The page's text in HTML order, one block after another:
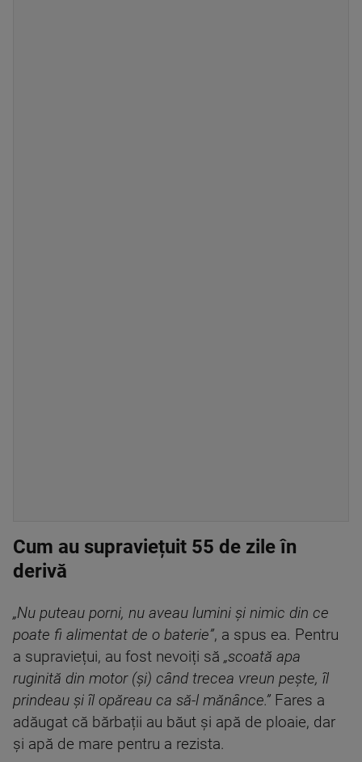
Cum au supraviețuit 55 de zile în
derivă
„Nu puteau porni, nu aveau lumini și nimic din ce
poate fi alimentat de o baterie”, a spus ea. Pentru
a supraviețui, au fost nevoiți să „scoată apa
ruginită din motor (și) când trecea vreun pește, îl
prindeau și îl opăreau ca să-l mănânce.” Fares a
adăugat că bărbații au băut și apă de ploaie, dar
și apă de mare pentru a rezista.